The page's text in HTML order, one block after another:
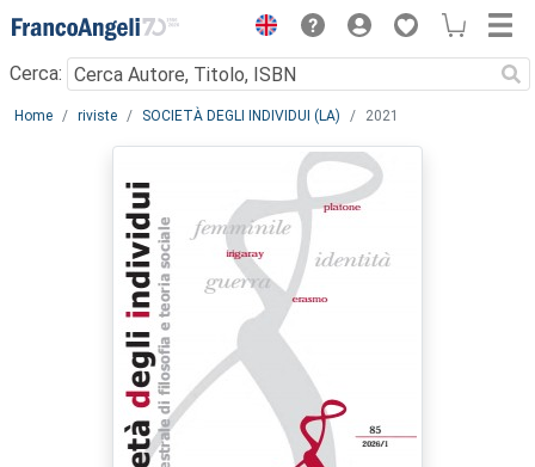
Menu
Cerca:
Main content
Home riviste SOCIETÀ DEGLI INDIVIDUI (LA) 2021